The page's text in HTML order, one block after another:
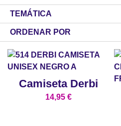
TEMÁTICA
ORDENAR POR
Camiseta Derbi
14,95 €